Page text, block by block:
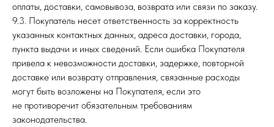
оплаты, доставки, самовывоза, возврата или связи по заказу.
9.3. Покупатель несет ответственность за корректность
указанных контактных данных, адреса доставки, города,
пункта выдачи и иных сведений. Если ошибка Покупателя
привела к невозможности доставки, задержке, повторной
доставке или возврату отправления, связанные расходы
могут быть возложены на Покупателя, если это
не противоречит обязательным требованиям
законодательства.